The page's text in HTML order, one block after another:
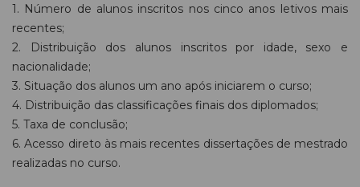
1. Número de alunos inscritos nos cinco anos letivos mais
recentes;
2. Distribuição dos alunos inscritos por idade, sexo e
nacionalidade;
3. Situação dos alunos um ano após iniciarem o curso;
4. Distribuição das classificações finais dos diplomados;
5. Taxa de conclusão;
6. Acesso direto às mais recentes dissertações de mestrado
realizadas no curso.